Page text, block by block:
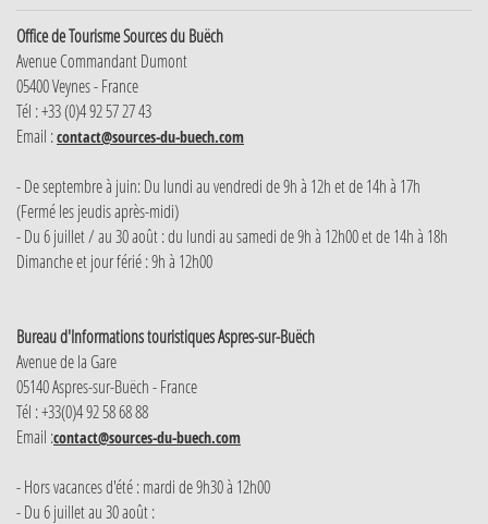
Office de Tourisme Sources du Buëch
Avenue Commandant Dumont
05400 Veynes - France
Tél : +33 (0)4 92 57 27 43
Email :contact@sources-du-buech.com
- De septembre à juin: Du lundi au vendredi de 9h à 12h et de 14h à 17h
(Fermé les jeudis après-midi)
- Du 6 juillet / au 30 août : du lundi au samedi de 9h à 12h00 et de 14h à 18h
Dimanche et jour férié : 9h à 12h00
Bureau d'Informations touristiques Aspres-sur-Buëch
Avenue de la Gare
05140 Aspres-sur-Buëch - France
Tél : +33(0)4 92 58 68 88
Email :contact@sources-du-buech.com
- Hors vacances d'été : mardi de 9h30 à 12h00
- Du 6 juillet au 30 août :